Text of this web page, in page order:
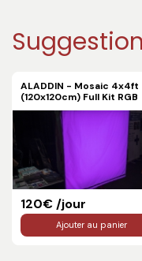
ALADDIN - Mosaic 4x4ft
(120x120cm) Full Kit RGB
120€ /jour
Ajouter au panier